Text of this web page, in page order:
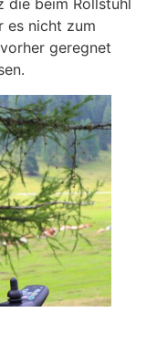
es nicht zum
geregnet